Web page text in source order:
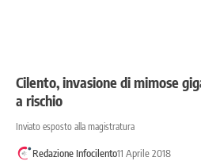
Cilento, invasione di mimose
a rischio
Inviato esposto alla magistratura
Redazione Infocilento11 Aprile 2018